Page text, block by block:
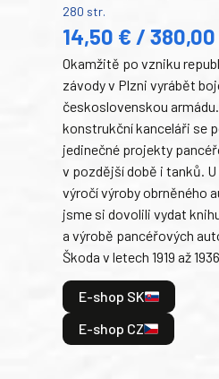
280 str.
14,50 € / 380,00
Okamžitě po vzniku
závody v Plzni vyrábět
československou
konstrukční kanceláři se
jedinečné projekty
v pozdější době i tanků.
výročí výroby obrněného
jsme si dovolili vydat
a výrobě pancéřových
Škoda v letech 1919 až 1936.
E-shop SK
E-shop CZ